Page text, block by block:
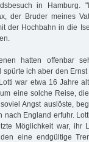
in Hamburg.
der Bruder meines
der Hochbahn in die
hatten offenbar
ich aber den
war etwa 16 Jahre
eine solche Reise,
Angst auslöste,
nach England erfuhr.
Möglichkeit war, ihr
eine endgültige